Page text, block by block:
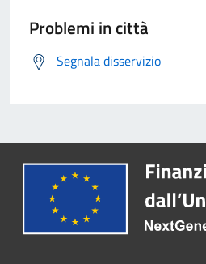
Problemi in città
Segnala disservizio